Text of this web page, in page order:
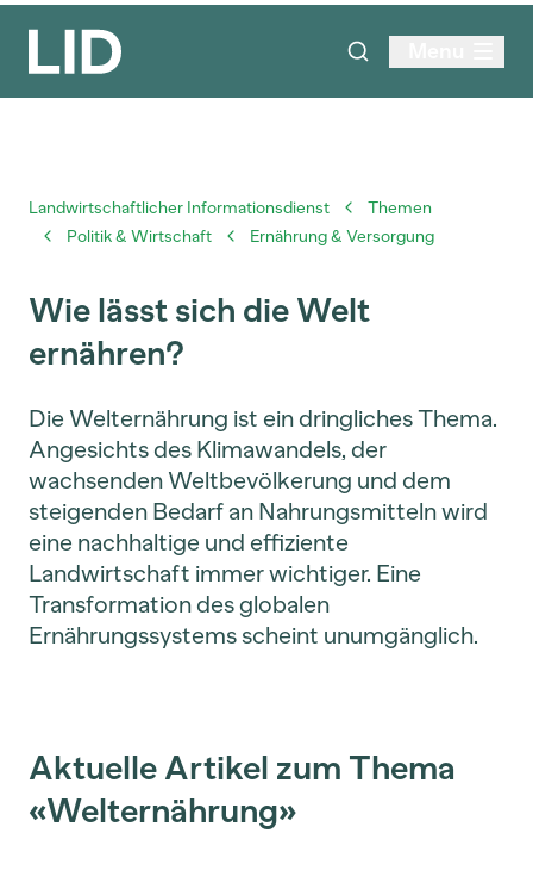
Landwirtschaftlicher Informationsdienst
Themen
Politik & Wirtschaft
Ernährung & Versorgung
Wie lässt sich die Welt
ernähren?
Die Welternährung ist ein dringliches Thema.
Angesichts des Klimawandels, der
wachsenden Weltbevölkerung und dem
steigenden Bedarf an Nahrungsmitteln wird
eine nachhaltige und effiziente
Landwirtschaft immer wichtiger. Eine
Transformation des globalen
Ernährungssystems scheint unumgänglich.
Aktuelle Artikel zum Thema
«Welternährung»